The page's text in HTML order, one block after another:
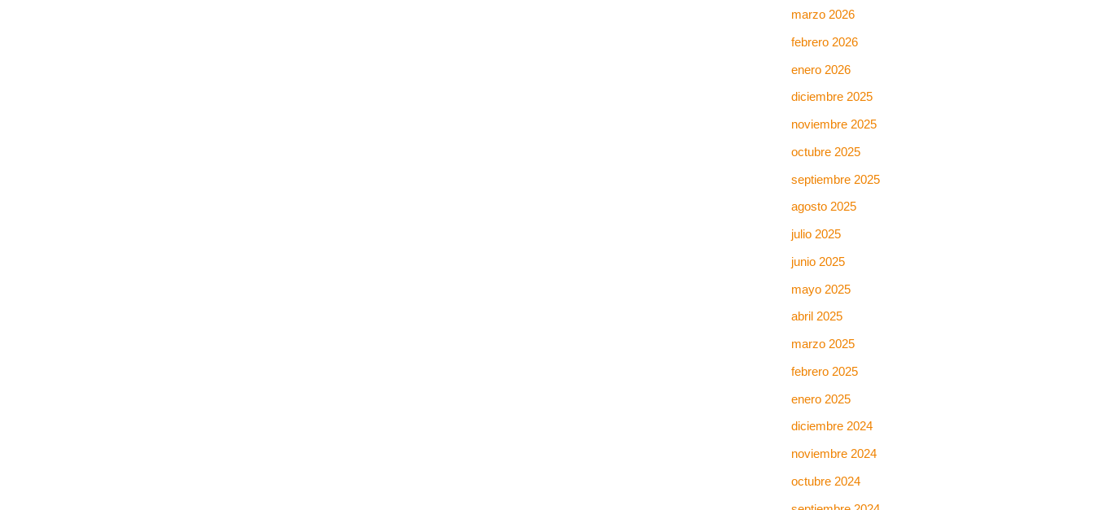
marzo 2026
febrero 2026
enero 2026
diciembre 2025
noviembre 2025
octubre 2025
septiembre 2025
agosto 2025
julio 2025
junio 2025
mayo 2025
abril 2025
marzo 2025
febrero 2025
enero 2025
diciembre 2024
noviembre 2024
octubre 2024